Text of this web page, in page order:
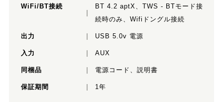
WiFi/BT接続
BT 4.2 aptX、TWS - BTモード接
続時のみ、Wifiドングル接続
出力 USB 5.0v 電源
入力 AUX
同梱品 電源コード、説明書
保証期間 1年